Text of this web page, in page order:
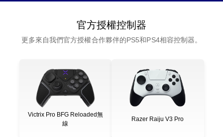
官方授權控制器
更多來自我們官方授權合作夥伴的PS5和PS4相容控制器。
Victrix Pro BFG Reloaded無
線
Razer Raiju V3 Pro